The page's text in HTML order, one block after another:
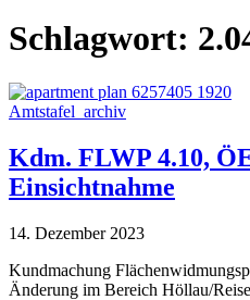
Schlagwort:
Amtstafel_archiv
Kdm. FLWP 4.10,
Einsichtnahme
14. Dezember 2023
Kundmachung
Änderung im Bereich Höllau/